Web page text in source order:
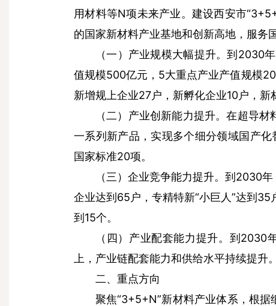
用材料等N项未来产业。建设西安市
的国家新材料产业基地和创新高地，服务
（一）产业规模大幅提升。到2030
值规模500亿元，5大重点产业产值规模
新增规上企业27户，新孵化企业10户，新
（二）产业创新能力提升。在超导材
一系列新产品，实现多个细分领域国产
国家标准20项。
（三）企业竞争能力提升。到2030年
企业达到65户，专精特新“小巨人”达到
到15个。
（四）产业配套能力提升。 到2030
上，产业链配套能力和供给水平持续提升。
二、重点方向
聚焦“3+5+N”新材料产业体系，根